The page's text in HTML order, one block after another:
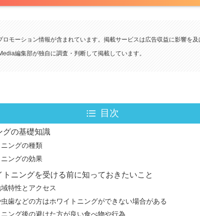
ロモーション情報が含まれています。掲載サービスは広告収益に影響を
編集部が独自に調査・判断して掲載しています。
目次
グの基礎知識
ングの種類
ングの効果
トニングを受ける前に知っておきたいこと
特性とアクセス
歯などの方はホワイトニングができない場合がある
ング後の避けた方が良い食べ物や行為